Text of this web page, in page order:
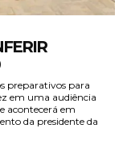
preparativos para
em uma audiência
acontecerá em
da presidente da